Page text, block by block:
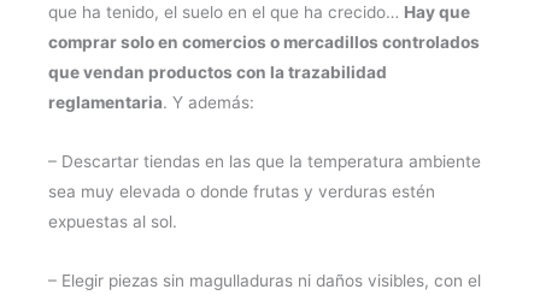
que ha tenido, el suelo en el que ha crecido… Hay que
comprar solo en comercios o mercadillos controlados
que vendan productos con la trazabilidad
reglamentaria. Y además:
– Descartar tiendas en las que la temperatura ambiente
sea muy elevada o donde frutas y verduras estén
expuestas al sol.
– Elegir piezas sin magulladuras ni daños visibles, con el